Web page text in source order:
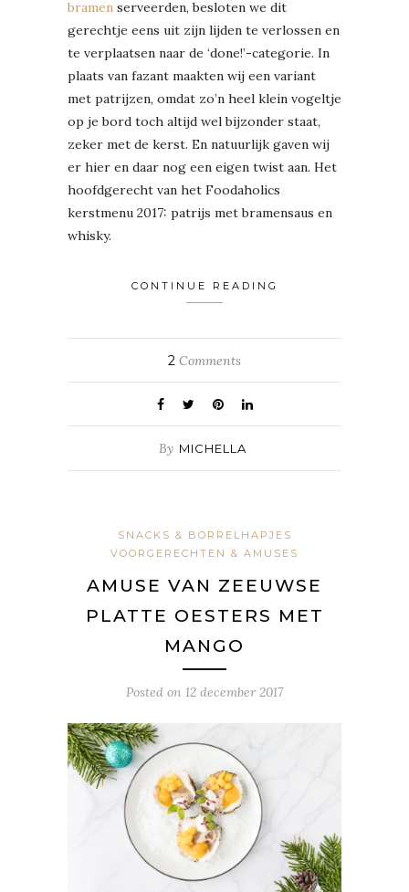
bramen serveerden, besloten we dit
gerechtje eens uit zijn lijden te verlossen en
te verplaatsen naar de ‘done!’-categorie. In
plaats van fazant maakten wij een variant
met patrijzen, omdat zo’n heel klein vogeltje
op je bord toch altijd wel bijzonder staat,
zeker met de kerst. En natuurlijk gaven wij
er hier en daar nog een eigen twist aan. Het
hoofdgerecht van het Foodaholics
kerstmenu 2017: patrijs met bramensaus en
whisky.
CONTINUE READING
2 Comments
By MICHELLA
SNACKS & BORRELHAPJES
VOORGERECHTEN & AMUSES
AMUSE VAN ZEEUWSE
PLATTE OESTERS MET
MANGO
Posted on 12 december 2017